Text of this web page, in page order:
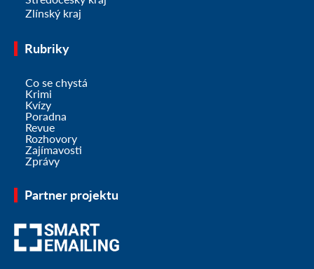
Zlínský kraj
Rubriky
Co se chystá
Krimi
Kvízy
Poradna
Revue
Rozhovory
Zajímavosti
Zprávy
Partner projektu